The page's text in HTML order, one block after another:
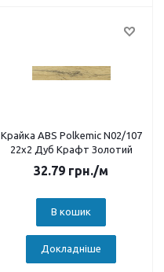
Крайка ABS Polkemic N02/107
22х2 Дуб Крафт Золотий
32.79 грн./м
В кошик
Докладніше